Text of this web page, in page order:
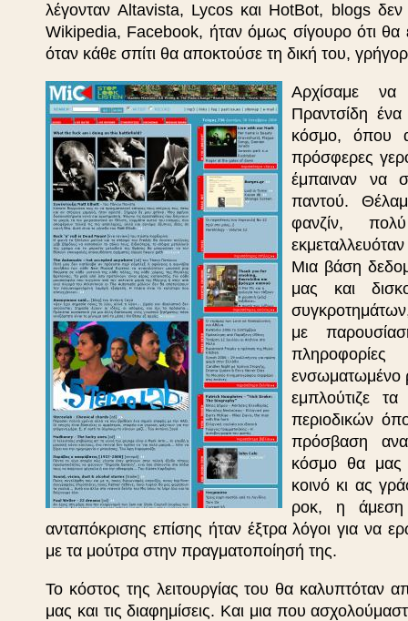
λέγονταν Altavista, Lycos και HotBot, blogs
Wikipedia, Facebook, ήταν όμως σίγουρο ότι θα
όταν κάθε σπίτι θα αποκτούσε τη δική του,
Αρχίσαμε
Πραντσίδη
κόσμο, όπου
πρόσφερες
έμπαιναν να
παντού.
φανζίν,
Μια βάση
μας και
με
ενσωματωμένο
εμπλούτιζε
περιοδικών
πρόσβαση
κόσμο θα μας
κοινό κι ας
ροκ, η άμεση
ανταπόκρισης επίσης ήταν έξτρα λόγοι για να
με τα μούτρα στην πραγματοποίησή της.
Το κόστος της λειτουργίας του θα καλυπτόταν
μας και τις διαφημίσεις. Και μια που